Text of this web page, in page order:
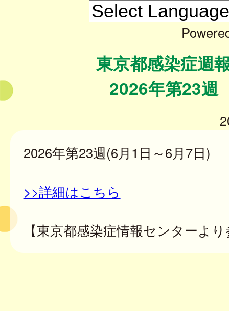
東京都感染症週
2026年第23週
2026年第23週(6月1日～6月7日)
>>詳細はこちら
【東京都感染症情報センターよ